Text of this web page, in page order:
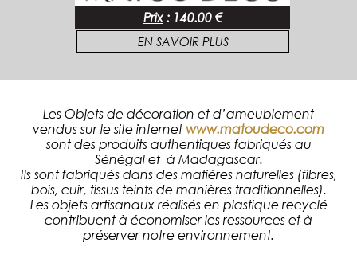
Prix : 140.00 €
EN SAVOIR PLUS
Les Objets de décoration et d’ameublement
vendus sur le site internetwww.matoudeco.com
sont des produits authentiques fabriqués au
Sénégal et à Madagascar.
Ils sont fabriqués dans des matières naturelles (fibres,
bois, cuir, tissus teints de manières traditionnelles).
Les objets artisanaux réalisés en plastique recyclé
contribuent à économiser les ressources et à
préserver notre environnement.